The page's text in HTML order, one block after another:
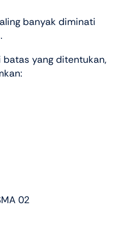
banyak diminati
batas yang ditentukan,
02